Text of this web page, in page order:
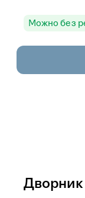
Можно без
Дворник